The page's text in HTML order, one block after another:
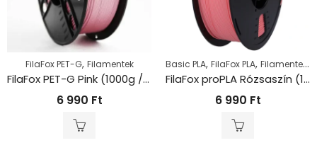
FilaFox PET-G, Filamentek
FilaFox PET-G Pink (1000g / 1,75mm)
6 990 Ft
Basic PLA, FilaFox PLA, Filamentek ,
FilaFox proPLA Rózsaszín (1000g / 1,75mm)
6 990 Ft